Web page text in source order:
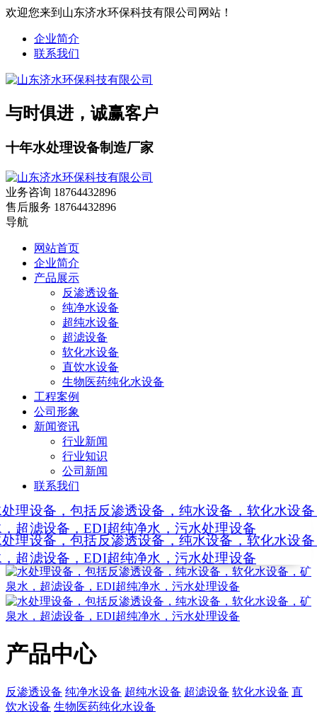
欢迎您来到山东济水环保科技有限公司网站！
企业简介
联系我们
与时俱进，诚赢客户
十年水处理设备制造厂家
业务咨询 18764432896
售后服务 18764432896
导航
网站首页
企业简介
产品展示
反渗透设备
纯净水设备
超纯水设备
超滤设备
软化水设备
直饮水设备
生物医药纯化水设备
工程案例
公司形象
新闻资讯
行业新闻
行业知识
公司新闻
联系我们
产品中心
反渗透设备 纯净水设备 超纯水设备 超滤设备 软化水设备 直
饮水设备 生物医药纯化水设备